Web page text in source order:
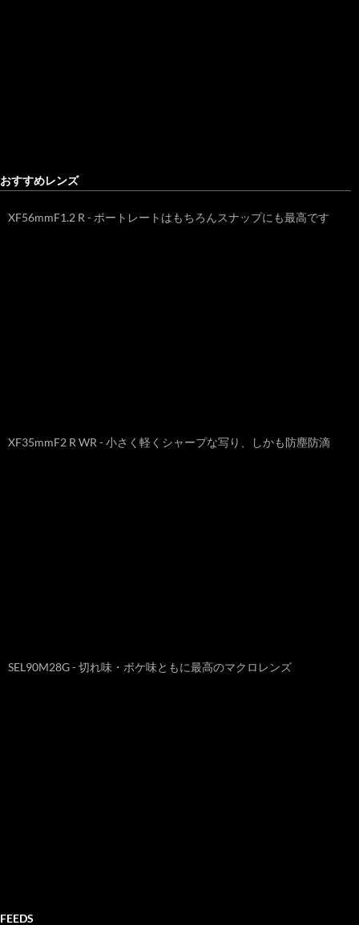
おすすめレンズ
XF56mmF1.2 R - ポートレートはもちろんスナップにも最高です
XF35mmF2 R WR - 小さく軽くシャープな写り、しかも防塵防滴
SEL90M28G - 切れ味・ボケ味ともに最高のマクロレンズ
FEEDS